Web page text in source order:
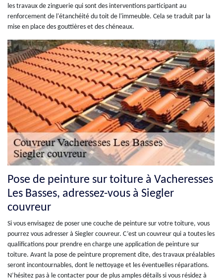
les travaux de zinguerie qui sont des interventions participant au
renforcement de l'étanchéité du toit de l'immeuble. Cela se traduit par la
mise en place des gouttières et des chéneaux.
Pose de peinture sur toiture à Vacheresses
Les Basses, adressez-vous à Siegler
couvreur
Si vous envisagez de poser une couche de peinture sur votre toiture, vous
pourrez vous adresser à Siegler couvreur. C’est un couvreur qui a toutes les
qualifications pour prendre en charge une application de peinture sur
toiture. Avant la pose de peinture proprement dite, des travaux préalables
seront incontournables, dont le nettoyage et les éventuelles réparations.
N’hésitez pas à le contacter pour de plus amples détails si vous résidez à